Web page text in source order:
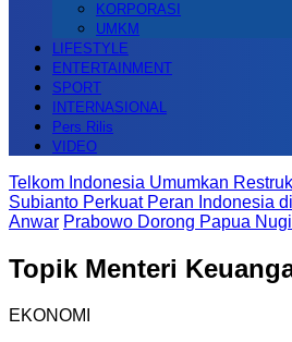
KORPORASI
UMKM
LIFESTYLE
ENTERTAINMENT
SPORT
INTERNASIONAL
Pers Rilis
VIDEO
Telkom Indonesia Umumkan
Subianto Perkuat Peran Indonesia
Anwar Prabowo Dorong Papua
Topik Menteri
EKONOMI